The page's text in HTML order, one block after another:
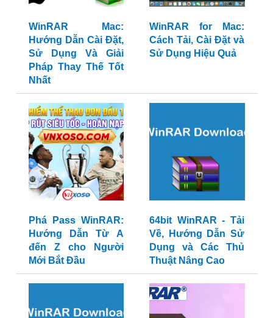
WinRAR Mac:
Hướng Dẫn Cài Đặt,
Sử Dụng Và Giải
Pháp Thay Thế Tốt
Nhất
WinRAR for Mac:
Cách Tải, Cài Đặt và
Sử Dụng Hiệu Quả
Phá Pass WinRAR:
Hướng Dẫn Từ A
đến Z cho Người
Mới Bắt Đầu
64bit WinRAR - Tải
Về, Hướng Dẫn Sử
Dụng và Các Thủ
Thuật Nâng Cao